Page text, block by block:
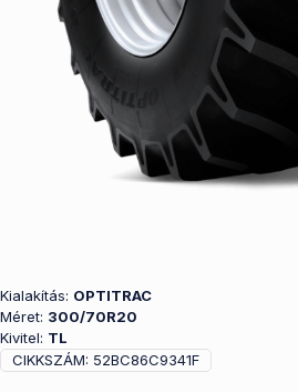
Kialakítás: OPTITRAC
Méret: 300/70R20
Kivitel: TL
CIKKSZÁM: 52BC86C9341F